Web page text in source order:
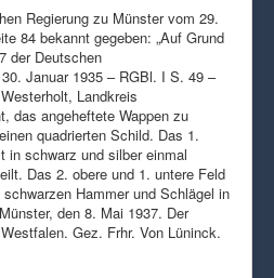
Regierung zu Münster vom 29.
84 bekannt gegeben: „Auf Grund
der Deutschen
Januar 1935 – RGBl. I S. 49 –
Landkreis
das angeheftete Wappen zu
quadrierten Schild. Das 1.
in schwarz und silber einmal
Das 2. obere und 1. untere Feld
Hammer und Schlägel in
den 8. Mai 1937. Der
Gez. Frhr. Von Lüninck.